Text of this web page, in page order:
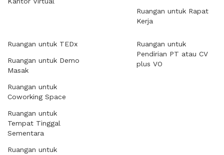
Ruangan untuk Rapat
Kerja
Ruangan untuk TEDx
Ruangan untuk Demo
Masak
Ruangan untuk
Coworking Space
Ruangan untuk
Tempat Tinggal
Sementara
Ruangan untuk
Ruangan untuk
Pendirian PT atau CV
plus VO